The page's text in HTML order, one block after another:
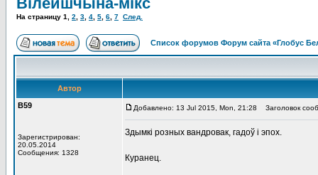
На страницу 1 2 3 4 5 6 7 След.
Список форумов Форум сайта «Глобус
Автор
В59
Зарегистрирован:
20.05.2014
Сообщения: 1328
Добавлено: 13 Jul 2015, Mon, 21:28 Заголовок
Здымкі розных вандровак, гадоў і эпох.
Куранец.